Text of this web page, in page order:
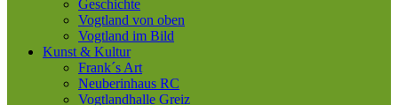
Geschichte
Vogtland von oben
Vogtland im Bild
Kunst & Kultur
Frank´s Art
Neuberinhaus RC
Vogtlandhalle Greiz